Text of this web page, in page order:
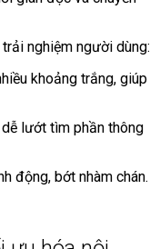
nghiệm người dùng:
khoảng trắng, giúp
lướt tìm phần thông
động, bớt nhàm chán.